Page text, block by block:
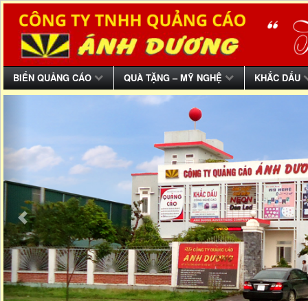
BIỂN QUẢNG CÁO QUÀ TẶNG – MỸ NGHỆ KHẮC DẤU